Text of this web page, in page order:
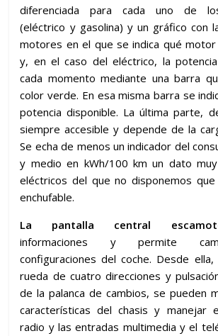
diferenciada para cada uno de
(eléctrico y gasolina) y un gráfico con
motores en el que se indica qué
y, en el caso del eléctrico, la
cada momento mediante una barra
color verde. En esa misma barra se
potencia disponible. La última parte,
siempre accesible y depende de la
Se echa de menos un indicador del
y medio en kWh/100 km un dato
eléctricos del que no disponemos
enchufable.
La pantalla central
informaciones y permite
configuraciones del coche. Desde
rueda de cuatro direcciones y
de la palanca de cambios, se pueden
características del chasis y manejar
radio y las entradas multimedia y el